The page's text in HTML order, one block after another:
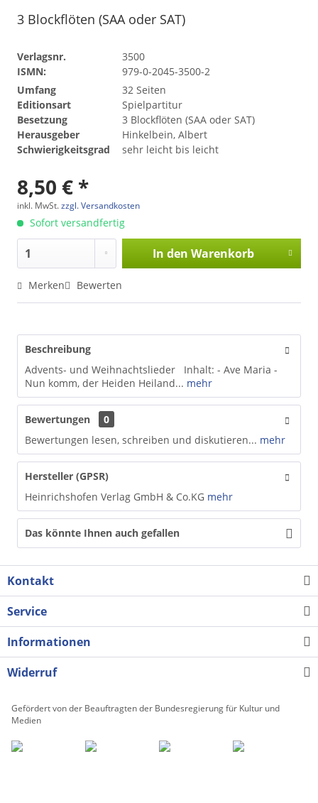
3 Blockflöten (SAA oder SAT)
Verlagsnr.
3500
ISMN:
979-0-2045-3500-2
Umfang
32 Seiten
Editionsart
Spielpartitur
Besetzung
3 Blockflöten (SAA oder SAT)
Herausgeber
Hinkelbein, Albert
Schwierigkeitsgrad
sehr leicht bis leicht
8,50 € *
inkl. MwSt.zzgl. Versandkosten
Sofort versandfertig
In den Warenkorb
Merken Bewerten
Beschreibung
Advents- und Weihnachtslieder Inhalt: - Ave Maria -
Nun komm, der Heiden Heiland... mehr
Bewertungen
0
Bewertungen lesen, schreiben und diskutieren... mehr
Hersteller (GPSR)
Heinrichshofen Verlag GmbH & Co.KG mehr
Das könnte Ihnen auch gefallen
Kontakt
Service
Informationen
Widerruf
Gefördert von der Beauftragten der Bundesregierung für Kultur und
Medien